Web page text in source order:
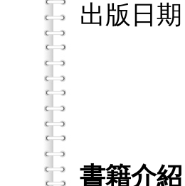
出版日
書籍介紹